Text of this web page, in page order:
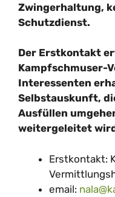
Zwingerhaltung,
Schutzdienst.
Der Erstkontakt
Kampfschmuser-
Interessenten
Selbstauskunft,
Ausfüllen
weitergeleitet
Erstkontakt:
email: